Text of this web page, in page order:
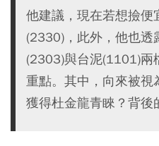
他建議，現在若想撿
(2330)，此外，他也透
(2303)與台泥(1101)兩
重點。其中，向來被
獲得杜金龍青睞？背後